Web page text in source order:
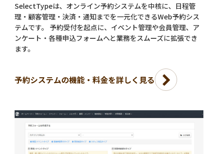
SelectTypeは、オンライン予約システムを中核に、日程管
理・顧客管理・決済・通知までを一元化できるWeb予約シス
テムです。 予約受付を起点に、イベント管理や会員管理、ア
ンケート・各種申込フォームへと業務をスムーズに拡張でき
ます。
予約システムの機能・料金を詳しく見る